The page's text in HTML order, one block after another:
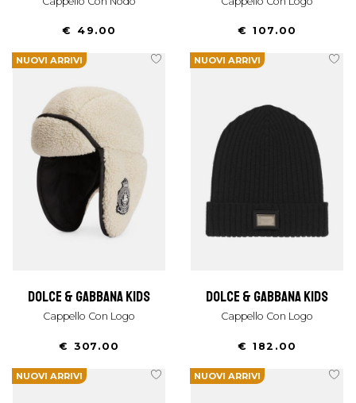
€ 49.00 € 107.00
NUOVI ARRIVI
dolce & gabbana kids
Cappello Con Logo
€ 307.00
NUOVI ARRIVI
dolce & gabbana kids
Cappello Con Logo
€ 182.00
NUOVI ARRIVI NUOVI ARRIVI